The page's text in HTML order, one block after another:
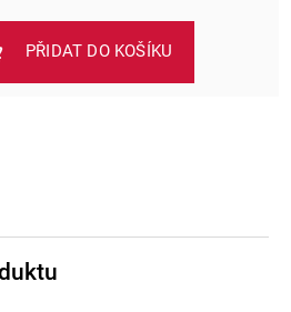
PŘIDAT DO KOŠÍKU